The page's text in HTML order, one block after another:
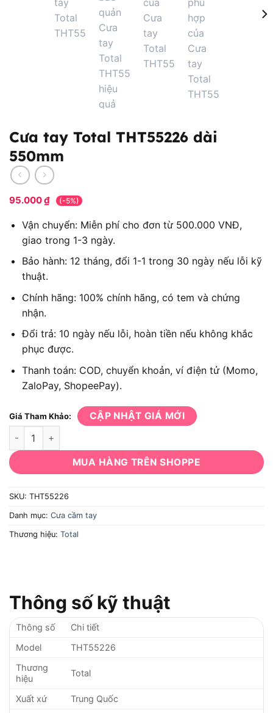
Cưa tay Total THT55226 dài
550mm
95.000₫ (-5%)
Vận chuyển: Miễn phí cho đơn từ 500.000 VNĐ,
giao trong 1-3 ngày.
Bảo hành: 12 tháng, đổi 1-1 trong 30 ngày nếu lỗi kỹ
thuật.
Chính hãng: 100% chính hãng, có tem và chứng
nhận.
Đổi trả: 10 ngày nếu lỗi, hoàn tiền nếu không khắc
phục được.
Thanh toán: COD, chuyển khoản, ví điện tử (Momo,
ZaloPay, ShopeePay).
Giá Tham Khảo: CẬP NHẬT GIÁ MỚI
Cưa tay Total THT55226 dài 550mm số lượng
MUA HÀNG TRÊN SHOPPE
SKU: THT55226
Danh mục: Cưa cầm tay
Thương hiệu: Total
Thông số kỹ thuật
Thông số
Chi tiết
Model
THT55226
Thương
hiệu
Total
Xuất xứ
Trung Quốc